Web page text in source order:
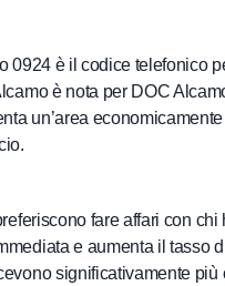
0924 è il codice telefonico
è nota per DOC
un’area
fare affari con
e aumenta il tasso
significativamente